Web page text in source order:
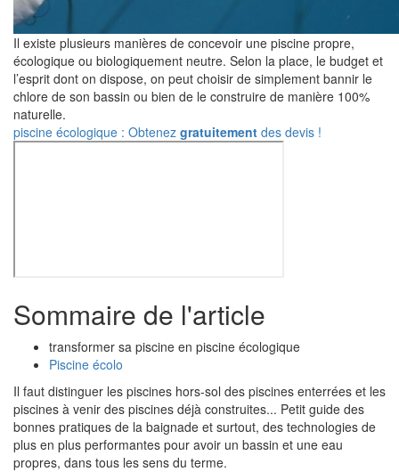
Il existe plusieurs manières de concevoir une piscine propre,
écologique ou biologiquement neutre. Selon la place, le budget et
l’esprit dont on dispose, on peut choisir de simplement bannir le
chlore de son bassin ou bien de le construire de manière 100%
naturelle.
piscine écologique : Obtenez gratuitement des devis !
Sommaire de l'article
transformer sa piscine en piscine écologique
Piscine écolo
Il faut distinguer les piscines hors-sol des piscines enterrées et les
piscines à venir des piscines déjà construites... Petit guide des
bonnes pratiques de la baignade et surtout, des technologies de
plus en plus performantes pour avoir un bassin et une eau
propres, dans tous les sens du terme.